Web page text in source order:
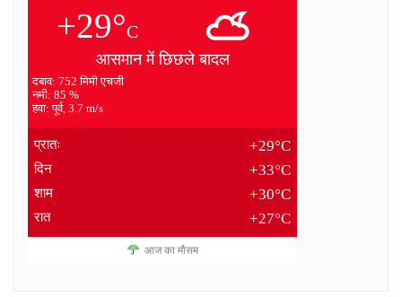
+29°C
आसमान में छिछले बादल
दबाव: 752 मिमी एचजी
नमी: 85 %
हवा: पूर्व, 3.7 m/s
प्रातः +29°C
दिन +33°C
शाम +30°C
रात +27°C
आज का मौसम